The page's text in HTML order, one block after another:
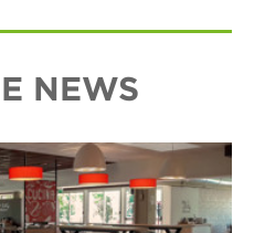
NEWS